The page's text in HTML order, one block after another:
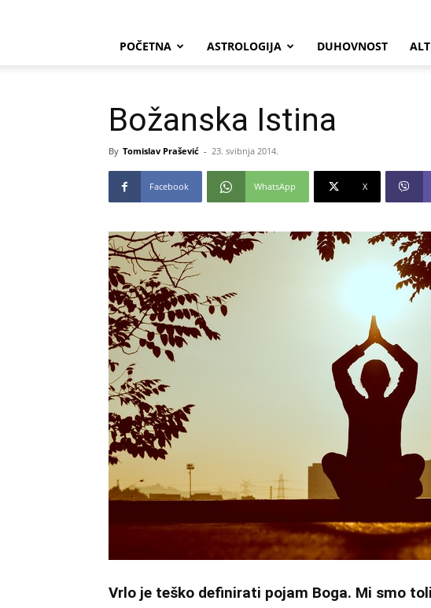
POČETNA ASTROLOGIJA DUHOVNOST
Božanska Istina
By Tomislav Prašević - 23. svibnja 2014.
Facebook WhatsApp X
Vrlo je teško definirati pojam Boga. Mi smo